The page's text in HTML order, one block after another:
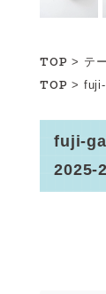
TOP > テ
TOP >
fuji-
2025-2